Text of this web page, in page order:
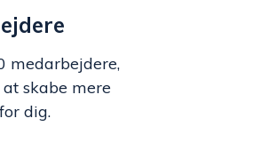
medarbejdere,
skabe mere
dig.